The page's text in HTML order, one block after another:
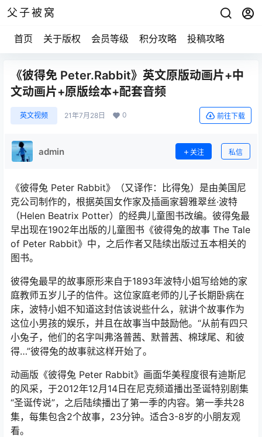
父子被窝
首页 关于版权 会员等级 积分攻略 投稿攻略
《彼得免 Peter.Rabbit》英文原版动画片+中
文动画片+原版绘本+配套音频
英文视频 21年7月28日 0 前往下载
admin 关注 私信
《彼得兔 Peter Rabbit》（又译作：比得兔）是由美国尼
克公司制作的，根据英国女作家及插画家碧雅翠丝·波特
（Helen Beatrix Potter）的经典儿童图书改编。彼得兔最
早出现在1902年出版的儿童图书《彼得兔的故事 The Tale
of Peter Rabbit》中，之后作者又陆续出版过五本相关的
图书。
彼得兔最早的故事原形来自于1893年波特小姐写给她的家
庭教师五岁儿子的信件。这位家庭老师的儿子长期卧病在
床，波特小姐不知道这封信该说些什么，就讲个故事作为
这位小男孩的娱乐，并且在故事当中鼓励他。“从前有四只
小兔子，他们的名字叫弗洛普茜、默普茜、棉球尾、和彼
得…”彼得兔的故事就这样开始了。
动画版《彼得兔 Peter Rabbit》画面华美程度很有迪斯尼
的风采，于2012年12月14日在尼克频道播出圣诞特别剧集
“圣诞传说”，之后陆续播出了第一季的内容。第一季共28
集，每集包含2个故事，23分钟。适合3-8岁的小朋友观
看。